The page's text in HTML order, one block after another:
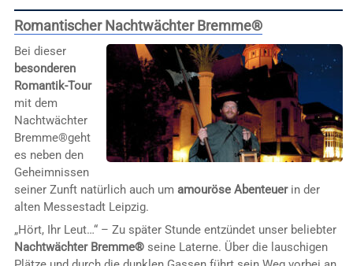
Romantischer Nachtwächter Bremme®
Bei dieser
besonderen
Romantik-Tour
mit dem
Nachtwächter
Bremme®geht
es neben den
Geheimnissen
seiner Zunft natürlich auch um amouröse Abenteuerin der
alten Messestadt Leipzig.
„Hört, Ihr Leut…“ – Zu später Stunde entzündet unser beliebter
Nachtwächter Bremme®seine Laterne. Über die lauschigen